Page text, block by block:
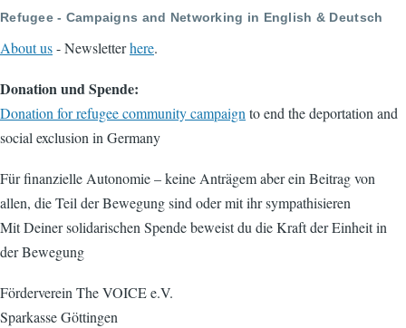
Refugee - Campaigns and Networking in English & Deutsch
About us- Newsletterhere.
Donation und Spende:
Donation for refugee community campaignto end the deportation and
social exclusion in Germany
Für finanzielle Autonomie – keine Anträgem aber ein Beitrag von
allen, die Teil der Bewegung sind oder mit ihr sympathisieren
Mit Deiner solidarischen Spende beweist du die Kraft der Einheit in
der Bewegung
Förderverein The VOICE e.V.
Sparkasse Göttingen